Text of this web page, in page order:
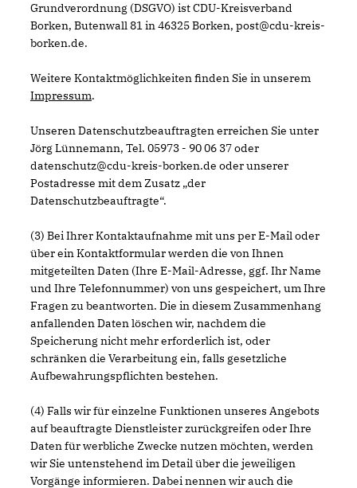
Grundverordnung (DSGVO) ist CDU-Kreisverband
Borken, Butenwall 81 in 46325 Borken, post@cdu-kreis-
borken.de.
Weitere Kontaktmöglichkeiten finden Sie in unserem
Impressum.
Unseren Datenschutzbeauftragten erreichen Sie unter
Jörg Lünnemann, Tel. 05973 - 90 06 37 oder
datenschutz@cdu-kreis-borken.de oder unserer
Postadresse mit dem Zusatz „der
Datenschutzbeauftragte“.
(3) Bei Ihrer Kontaktaufnahme mit uns per E-Mail oder
über ein Kontaktformular werden die von Ihnen
mitgeteilten Daten (Ihre E-Mail-Adresse, ggf. Ihr Name
und Ihre Telefonnummer) von uns gespeichert, um Ihre
Fragen zu beantworten. Die in diesem Zusammenhang
anfallenden Daten löschen wir, nachdem die
Speicherung nicht mehr erforderlich ist, oder
schränken die Verarbeitung ein, falls gesetzliche
Aufbewahrungspflichten bestehen.
(4) Falls wir für einzelne Funktionen unseres Angebots
auf beauftragte Dienstleister zurückgreifen oder Ihre
Daten für werbliche Zwecke nutzen möchten, werden
wir Sie untenstehend im Detail über die jeweiligen
Vorgänge informieren. Dabei nennen wir auch die